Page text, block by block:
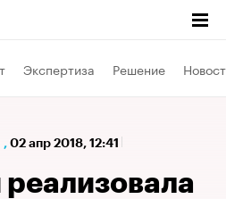
Экспертиза Решение
, 02 апр 2018, 12:41